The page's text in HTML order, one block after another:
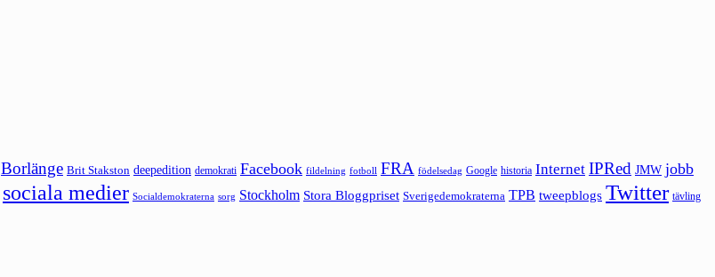
Borlänge Brit Stakston deepedition demokrati Facebook fildelning fotboll FRA födelsedag Google historia Internet IPRed JMW jobb
sociala medier Socialdemokraterna sorg Stockholm Stora Bloggpriset Sverigedemokraterna TPB tweepblogs Twitter tävling